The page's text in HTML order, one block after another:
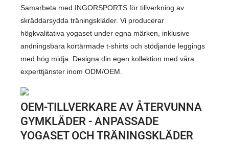
Samarbeta med INGORSPORTS för tillverkning av
skräddarsydda träningskläder. Vi producerar
högkvalitativa yogaset under egna märken, inklusive
andningsbara kortärmade t-shirts och stödjande leggings
med hög midja. Designa din egen kollektion med våra
experttjänster inom ODM/OEM.
OEM-TILLVERKARE AV ÅTERVUNNA
GYMKLÄDER - ANPASSADE
YOGASET OCH TRÄNINGSKLÄDER